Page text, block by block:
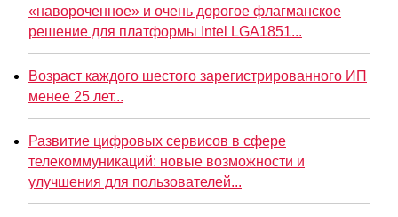
«навороченное» и очень дорогое флагманское
решение для платформы Intel LGA1851...
Возраст каждого шестого зарегистрированного ИП
менее 25 лет...
Развитие цифровых сервисов в сфере
телекоммуникаций: новые возможности и
улучшения для пользователей...